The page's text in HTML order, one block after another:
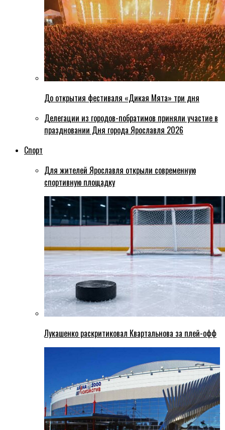
До открытия фестиваля «Дикая Мята» три дня
Делегации из городов-побратимов приняли участие в
праздновании Дня города Ярославля 2026
Спорт
Для жителей Ярославля открыли современную
спортивную площадку
Лукашенко раскритиковал Квартальнова за плей-офф